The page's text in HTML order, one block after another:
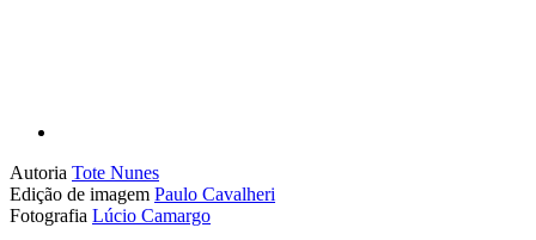
Autoria Tote Nunes
Edição de imagem Paulo Cavalheri
Fotografia Lúcio Camargo